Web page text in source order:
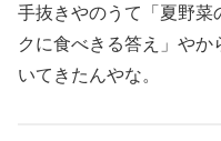
手抜きやのうて「夏野菜
クに食べきる答え」や
いてきたんやな。